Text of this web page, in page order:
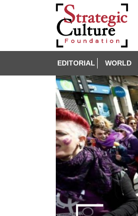
EDITORIAL WORLD